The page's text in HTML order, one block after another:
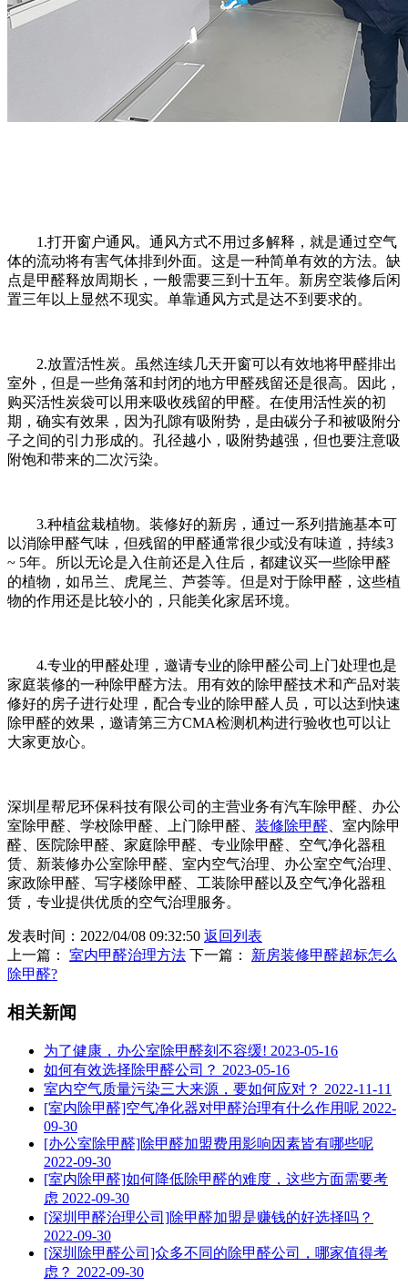
1.打开窗户通风。通风方式不用过多解释，就是通过空气
体的流动将有害气体排到外面。这是一种简单有效的方法。缺
点是甲醛释放周期长，一般需要三到十五年。新房空装修后闲
置三年以上显然不现实。单靠通风方式是达不到要求的。
2.放置活性炭。虽然连续几天开窗可以有效地将甲醛排出
室外，但是一些角落和封闭的地方甲醛残留还是很高。因此，
购买活性炭袋可以用来吸收残留的甲醛。在使用活性炭的初
期，确实有效果，因为孔隙有吸附势，是由碳分子和被吸附分
子之间的引力形成的。孔径越小，吸附势越强，但也要注意吸
附饱和带来的二次污染。
3.种植盆栽植物。装修好的新房，通过一系列措施基本可
以消除甲醛气味，但残留的甲醛通常很少或没有味道，持续3
~ 5年。所以无论是入住前还是入住后，都建议买一些除甲醛
的植物，如吊兰、虎尾兰、芦荟等。但是对于除甲醛，这些植
物的作用还是比较小的，只能美化家居环境。
4.专业的甲醛处理，邀请专业的除甲醛公司上门处理也是
家庭装修的一种除甲醛方法。用有效的除甲醛技术和产品对装
修好的房子进行处理，配合专业的除甲醛人员，可以达到快速
除甲醛的效果，邀请第三方CMA检测机构进行验收也可以让
大家更放心。
深圳星帮尼环保科技有限公司的主营业务有汽车除甲醛、办公
室除甲醛、学校除甲醛、上门除甲醛、 装修除甲醛 、室内除甲
醛、医院除甲醛、家庭除甲醛、专业除甲醛、空气净化器租
赁、新装修办公室除甲醛、室内空气治理、办公室空气治理、
家政除甲醛、写字楼除甲醛、工装除甲醛以及空气净化器租
赁，专业提供优质的空气治理服务。
发表时间：2022/04/08 09:32:50 返回列表
上一篇： 室内甲醛治理方法 下一篇： 新房装修甲醛超标怎么
除甲醛?
相关新闻
为了健康，办公室除甲醛刻不容缓! 2023-05-16
如何有效选择除甲醛公司？ 2023-05-16
室内空气质量污染三大来源，要如何应对？ 2022-11-11
[室内除甲醛]空气净化器对甲醛治理有什么作用呢 2022-
09-30
[办公室除甲醛]除甲醛加盟费用影响因素皆有哪些呢
2022-09-30
[室内除甲醛]如何降低除甲醛的难度，这些方面需要考
虑 2022-09-30
[深圳甲醛治理公司]除甲醛加盟是赚钱的好选择吗？
2022-09-30
[深圳除甲醛公司]众多不同的除甲醛公司，哪家值得考
虑？ 2022-09-30